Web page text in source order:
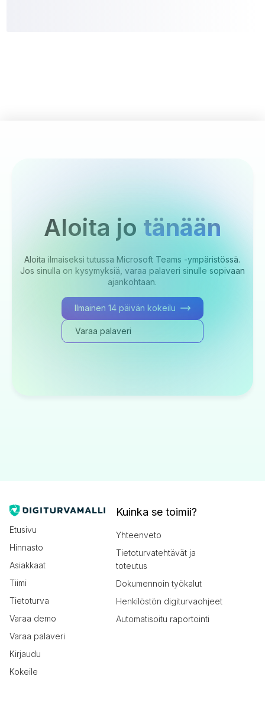
Aloita jo tänään
Aloita ilmaiseksi tutussa Microsoft Teams -ympäristössä.
Jos sinulla on kysymyksiä, varaa palaveri sinulle sopivaan
ajankohtaan.
Ilmainen 14 päivän kokeilu
Varaa palaveri
Etusivu
Hinnasto
Asiakkaat
Tiimi
Tietoturva
Varaa demo
Varaa palaveri
Kirjaudu
Kokeile
Kuinka se toimii?
Yhteenveto
Tietoturvatehtävät ja
toteutus
Dokumennoin työkalut
Henkilöstön digiturvaohjeet
Automatisoitu raportointi